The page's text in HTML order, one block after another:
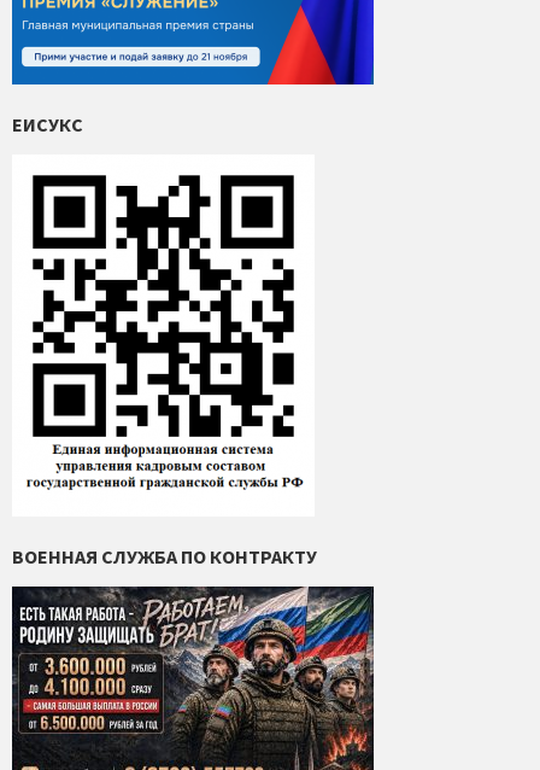
ЕИСУКС
ВОЕННАЯ СЛУЖБА ПО КОНТРАКТУ